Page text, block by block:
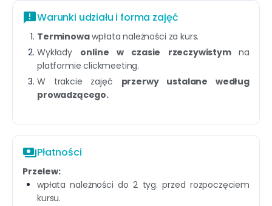
announcementWarunki udziału i forma zajęć
Terminowawpłata należności za kurs.
Wykłady online w czasie rzeczywistymna
platformie clickmeeting.
W trakcie zajęć przerwy ustalane według
prowadzącego.
paymentsPłatności
Przelew:
wpłata należności do 2 tyg. przed rozpoczęciem
kursu.